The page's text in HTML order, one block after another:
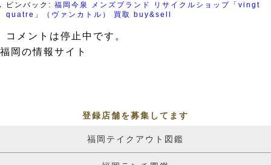
ピンバック: 福岡今泉 メンズブランド リサイクルショップ「vingt
quatre」（ヴァンカトル） 買取 buy&sell
コメントは停止中です。
福岡の情報サイト
登録店舗を募集してます
福岡テイクアウト図鑑